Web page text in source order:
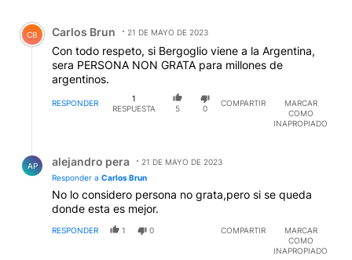
Comentario de Carlos Brun.
CB Carlos Brun 21 DE MAYO DE 2023
Con todo respeto, si Bergoglio viene a la Argentina,
sera PERSONA NON GRATA para millones de
argentinos.
RESPONDER
1
RESPUESTA
5 0
COMPARTIR
MARCAR
COMO
INAPROPIADO
AP alejandro pera
21 DE MAYO DE 2023
Responder a Carlos Brun
No lo considero persona no grata,pero si se queda
donde esta es mejor.
RESPONDER 1 0 COMPARTIR
MARCAR
COMO
INAPROPIADO